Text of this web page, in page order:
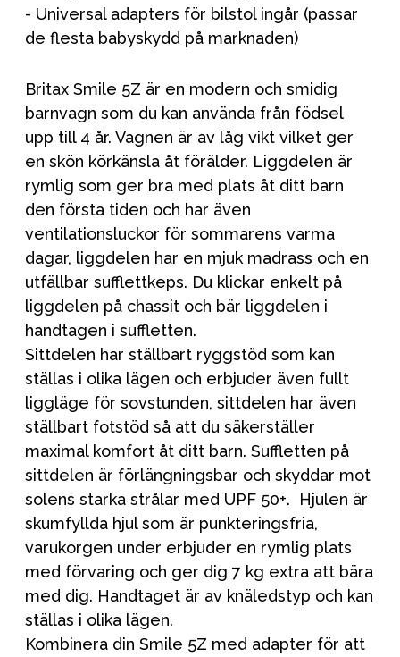
- Universal adapters för bilstol ingår (passar
de flesta babyskydd på marknaden)
Britax Smile 5Z är en modern och smidig
barnvagn som du kan använda från födsel
upp till 4 år. Vagnen är av låg vikt vilket ger
en skön körkänsla åt förälder. Liggdelen är
rymlig som ger bra med plats åt ditt barn
den första tiden och har även
ventilationsluckor för sommarens varma
dagar, liggdelen har en mjuk madrass och en
utfällbar sufflettkeps. Du klickar enkelt på
liggdelen på chassit och bär liggdelen i
handtagen i suffletten.
Sittdelen har ställbart ryggstöd som kan
ställas i olika lägen och erbjuder även fullt
liggläge för sovstunden, sittdelen har även
ställbart fotstöd så att du säkerställer
maximal komfort åt ditt barn. Suffletten på
sittdelen är förlängningsbar och skyddar mot
solens starka strålar med UPF 50+. Hjulen är
skumfyllda hjul som är punkteringsfria,
varukorgen under erbjuder en rymlig plats
med förvaring och ger dig 7 kg extra att bära
med dig. Handtaget är av knäledstyp och kan
ställas i olika lägen.
Kombinera din Smile 5Z med adapter för att